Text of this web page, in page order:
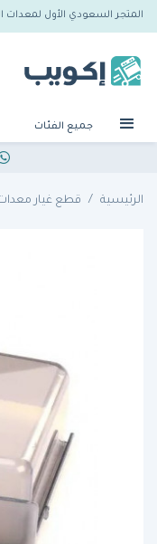
المتجر السعودي الأول لمعدات
جميع الفئات
الرئيسية قطع غيار